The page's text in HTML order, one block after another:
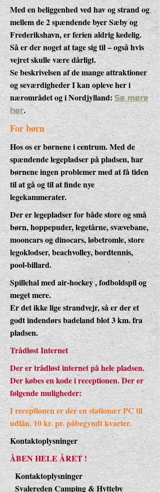
Med en beliggenhed ved hav og strand og
mellem de 2 spændende byer Sæby og
Frederikshavn, er ferien aldrig kedelig.
Så er der noget at tage sig til – også hvis
vejret skulle være dårligt.
Se beskrivelsen af de mange attraktioner
og seværdigheder I kan opleve her i
nærområdet og i Nordjylland:Se mere
her.
For børn
Hos os er børnene i centrum. Med de
spændende legepladser på pladsen, har
børnene ingen problemer med at få tiden
til at gå og til at finde nye
legekammerater.
Der er legepladser for både store og små
børn, hoppepuder, legetårne, svævebane,
mooncars og dinocars, løbetromle, store
legoklodser, beachvolley, bordtennis,
pool-billard.
Spillehal med air-hockey , fodboldspil og
meget mere.
Er det ikke lige strandvejr, så er der et
godt indendørs badeland blot 3 km. fra
pladsen.
Trådløst Internet
Der er trådløst internet på hele pladsen.
Der købes en kode i receptionen. Der er
følgende muligheder:
I receptionen er der en stationær PC til
udlån. 10 kr. pr. påbegyndt kvarter.
Kontaktoplysninger
ÅBEN HELE ÅRET !
Kontaktoplysninger
Svalereden Camping & Hytteby